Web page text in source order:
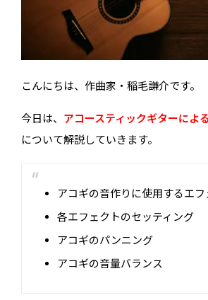
こんにちは、作曲家・稲毛謙介です。
今日は、 アコースティックギターによ
について解説していきます。
アコギの音作りに使用するエフ
各エフェクトのセッティング
アコギのパンニング
アコギの音量バランス